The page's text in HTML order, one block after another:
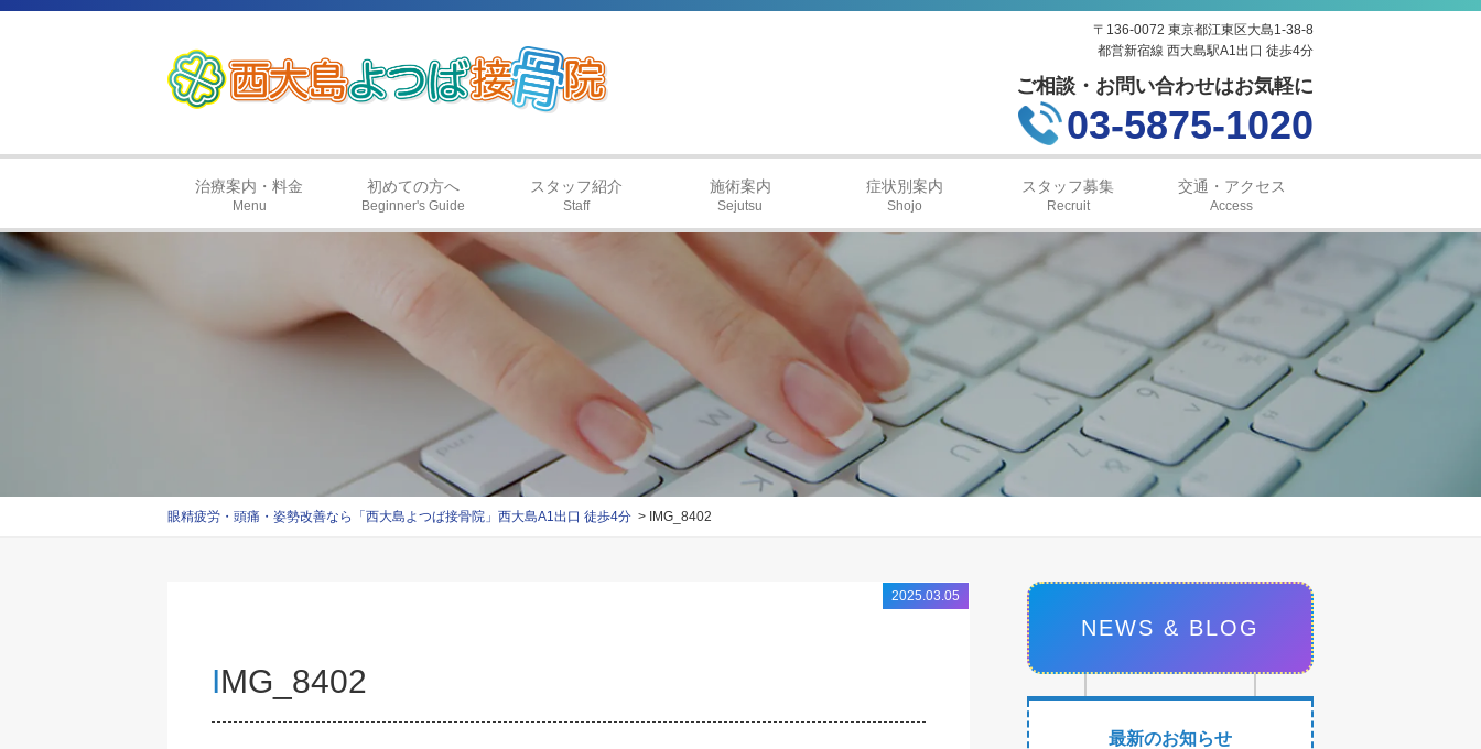
〒136-0072 東京都江東区大島1-38-8
都営新宿線 西大島駅A1出口 徒歩4分
ご相談・お問い合わせはお気軽に
03-5875-1020
治療案内・料金
Menu
初めての方へ
Beginner's Guide
スタッフ紹介
Staff
施術案内
Sejutsu
症状別案内
Shojo
スタッフ募集
Recruit
交通・アクセス
Access
眼精疲労・頭痛・姿勢改善なら「西大島よつば接骨院」西大島A1出口 徒歩4分 IMG_8402
2025.03.05
IMG_8402
NEWS & BLOG
最新のお知らせ